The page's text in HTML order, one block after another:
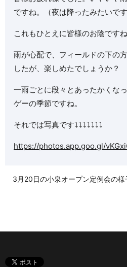
ですね。（夜は降ったみたいです
これもひとえに皆様のお陰ですね
雨が心配で、フィールドの下の
したが、楽しめたでしょうか？
一雨ごとに段々とあったかくな
ゲーの季節ですね。
それでは写真です⤵︎⤵︎⤵︎⤵︎⤵︎⤵︎⤵︎
https://photos.app.goo.gl/
3月20日の小泉オープン定例会の様